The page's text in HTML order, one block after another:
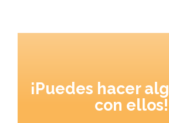
¡Puedes hacer
con ellos!